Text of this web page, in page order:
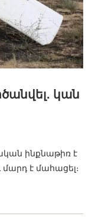
կան
ինքնաթիռ է
մարդ է մահացել։